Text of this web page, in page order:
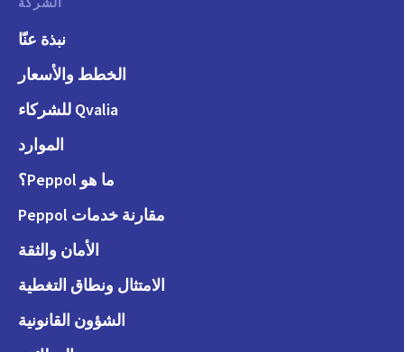
نبذة عنّا
الخطط والأسعار
Qvalia للشركاء
الموارد
ما هو Peppol؟
مقارنة خدمات Peppol
الأمان والثقة
الامتثال ونطاق التغطية
الشؤون القانونية